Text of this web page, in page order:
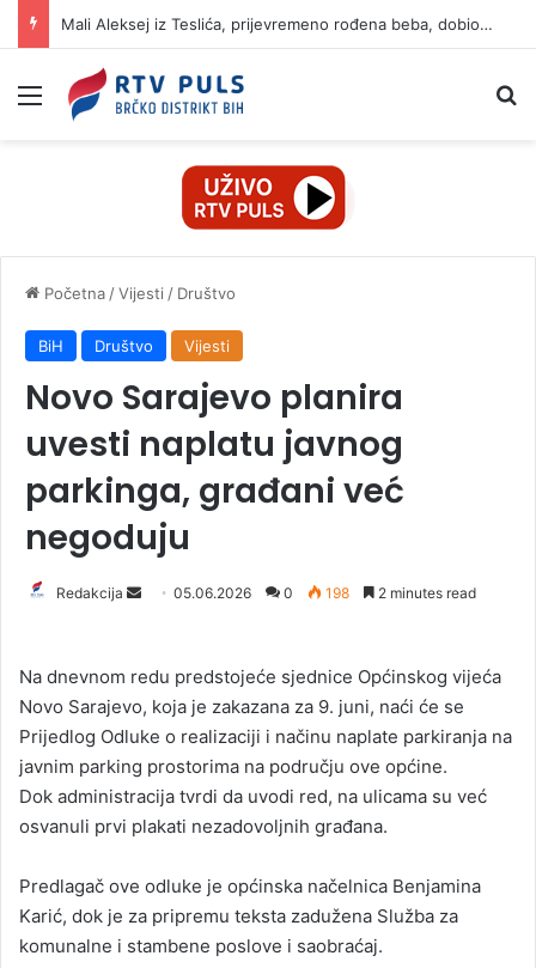
Mali Aleksej iz Teslića, prijevremeno rođena beba, dobio životnu bitku na UKC-u Srpske
Izbornik
Početna /Vijesti / Društvo
BiH Društvo Vijesti
Novo Sarajevo planira
uvesti naplatu javnog
parkinga, građani već
negoduju
Redakcija
d
a
n
e
m
a
05.06.2026 0 198 2 minutes read
Na dnevnom redu predstojeće sjednice Općinskog vijeća
Novo Sarajevo, koja je zakazana za 9. juni, naći će se
Prijedlog Odluke o realizaciji i načinu naplate parkiranja na
javnim parking prostorima na području ove općine.
Dok administracija tvrdi da uvodi red, na ulicama su već
osvanuli prvi plakati nezadovoljnih građana.
Predlagač ove odluke je općinska načelnica Benjamina
Karić, dok je za pripremu teksta zadužena Služba za
komunalne i stambene poslove i saobraćaj.